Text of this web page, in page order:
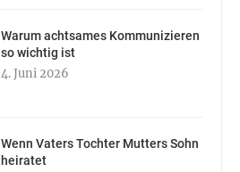
Warum achtsames Kommunizieren
so wichtig ist
4. Juni 2026
Wenn Vaters Tochter Mutters Sohn
heiratet